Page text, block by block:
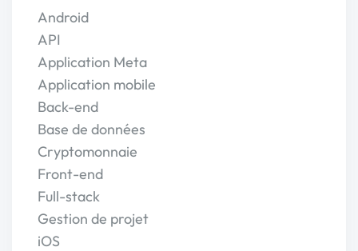
Android
API
Application Meta
Application mobile
Back-end
Base de données
Cryptomonnaie
Front-end
Full-stack
Gestion de projet
iOS